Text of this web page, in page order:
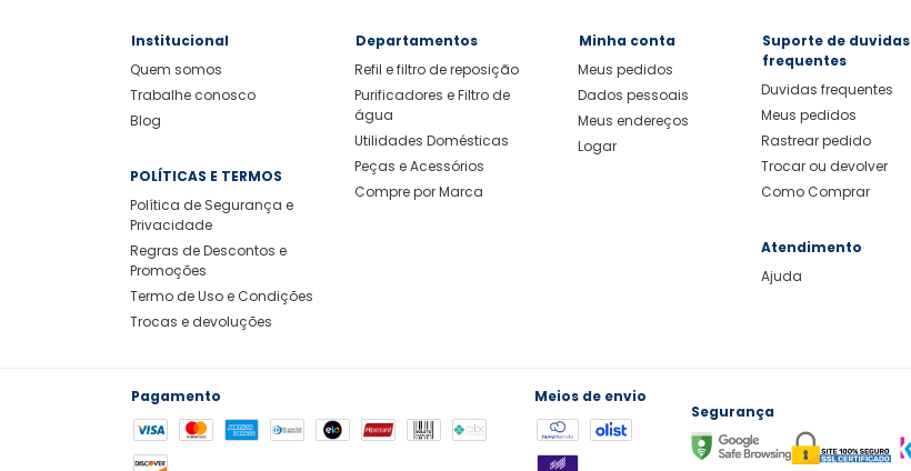
Institucional
Quem somos
Trabalhe conosco
Blog
POLÍTICAS E TERMOS
Política de Segurança e
Privacidade
Regras de Descontos e
Promoções
Termo de Uso e Condições
Trocas e devoluções
Departamentos
Refil e filtro de reposição
Purificadores e Filtro de
água
Utilidades Domésticas
Peças e Acessórios
Compre por Marca
Minha conta
Meus pedidos
Dados pessoais
Meus endereços
Logar
Suporte de duvidas
frequentes
Duvidas frequentes
Meus pedidos
Rastrear pedido
Trocar ou devolver
Como Comprar
Atendimento
Ajuda
Pagamento
Meios de envio
Segurança